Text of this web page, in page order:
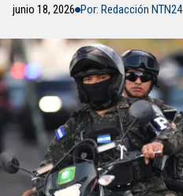
junio 18, 2026 Por: Redacción NTN24